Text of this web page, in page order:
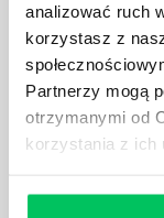
analizować ruch
korzystasz z
Partnerzy mogą
otrzymanymi od
korzystania z ich
produktów,